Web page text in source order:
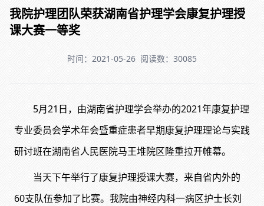
我院护理团队荣获湖南省护理学会康复护理授
课大赛一等奖
时间：2021-05-26 阅读数：30085
5月21日，由湖南省护理学会举办的2021年康复护理
专业委员会学术年会暨重症患者早期康复护理理论与实践
研讨班在湖南省人民医院马王堆院区隆重拉开帷幕。
当天下午举行了康复护理授课大赛，来自省内外的
60支队伍参加了比赛。我院由神经内科一病区护士长刘